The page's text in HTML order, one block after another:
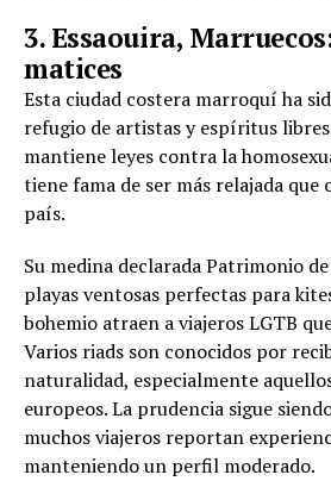
3. Essaouira,
matices
Esta ciudad costera marroquí ha
refugio de artistas y espíritus
mantiene leyes contra la
tiene fama de ser más relajada que
país.
Su medina declarada Patrimonio
playas ventosas perfectas para
bohemio atraen a viajeros LGTB
Varios riads son conocidos por
naturalidad, especialmente
europeos. La prudencia sigue
muchos viajeros reportan
manteniendo un perfil moderado.